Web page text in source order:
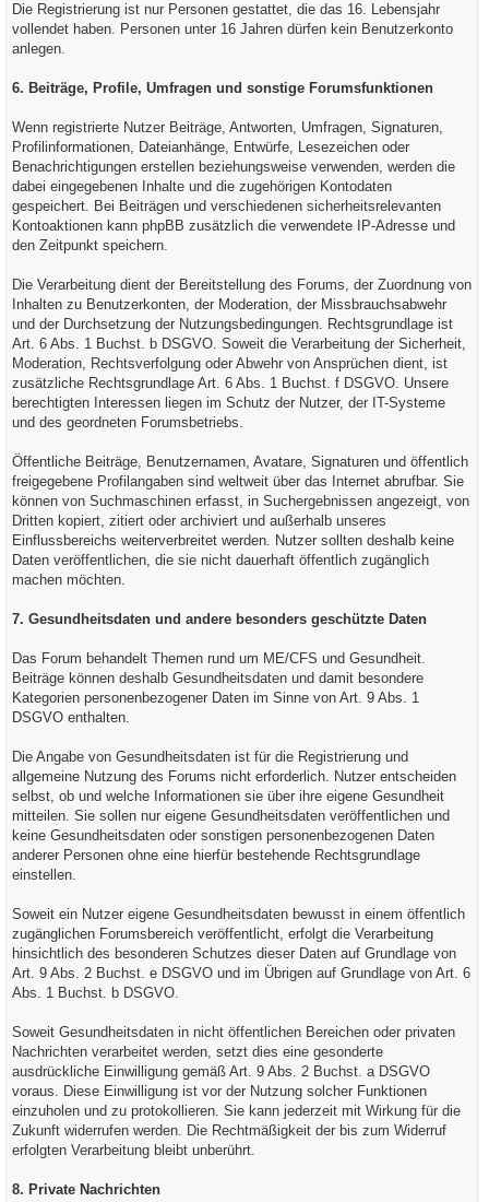
Die Registrierung ist nur Personen gestattet, die das 16. Lebensjahr
vollendet haben. Personen unter 16 Jahren dürfen kein Benutzerkonto
anlegen.
6. Beiträge, Profile, Umfragen und sonstige Forumsfunktionen
Wenn registrierte Nutzer Beiträge, Antworten, Umfragen, Signaturen,
Profilinformationen, Dateianhänge, Entwürfe, Lesezeichen oder
Benachrichtigungen erstellen beziehungsweise verwenden, werden die
dabei eingegebenen Inhalte und die zugehörigen Kontodaten
gespeichert. Bei Beiträgen und verschiedenen sicherheitsrelevanten
Kontoaktionen kann phpBB zusätzlich die verwendete IP-Adresse und
den Zeitpunkt speichern.
Die Verarbeitung dient der Bereitstellung des Forums, der Zuordnung von
Inhalten zu Benutzerkonten, der Moderation, der Missbrauchsabwehr
und der Durchsetzung der Nutzungsbedingungen. Rechtsgrundlage ist
Art. 6 Abs. 1 Buchst. b DSGVO. Soweit die Verarbeitung der Sicherheit,
Moderation, Rechtsverfolgung oder Abwehr von Ansprüchen dient, ist
zusätzliche Rechtsgrundlage Art. 6 Abs. 1 Buchst. f DSGVO. Unsere
berechtigten Interessen liegen im Schutz der Nutzer, der IT-Systeme
und des geordneten Forumsbetriebs.
Öffentliche Beiträge, Benutzernamen, Avatare, Signaturen und öffentlich
freigegebene Profilangaben sind weltweit über das Internet abrufbar. Sie
können von Suchmaschinen erfasst, in Suchergebnissen angezeigt, von
Dritten kopiert, zitiert oder archiviert und außerhalb unseres
Einflussbereichs weiterverbreitet werden. Nutzer sollten deshalb keine
Daten veröffentlichen, die sie nicht dauerhaft öffentlich zugänglich
machen möchten.
7. Gesundheitsdaten und andere besonders geschützte Daten
Das Forum behandelt Themen rund um ME/CFS und Gesundheit.
Beiträge können deshalb Gesundheitsdaten und damit besondere
Kategorien personenbezogener Daten im Sinne von Art. 9 Abs. 1
DSGVO enthalten.
Die Angabe von Gesundheitsdaten ist für die Registrierung und
allgemeine Nutzung des Forums nicht erforderlich. Nutzer entscheiden
selbst, ob und welche Informationen sie über ihre eigene Gesundheit
mitteilen. Sie sollen nur eigene Gesundheitsdaten veröffentlichen und
keine Gesundheitsdaten oder sonstigen personenbezogenen Daten
anderer Personen ohne eine hierfür bestehende Rechtsgrundlage
einstellen.
Soweit ein Nutzer eigene Gesundheitsdaten bewusst in einem öffentlich
zugänglichen Forumsbereich veröffentlicht, erfolgt die Verarbeitung
hinsichtlich des besonderen Schutzes dieser Daten auf Grundlage von
Art. 9 Abs. 2 Buchst. e DSGVO und im Übrigen auf Grundlage von Art. 6
Abs. 1 Buchst. b DSGVO.
Soweit Gesundheitsdaten in nicht öffentlichen Bereichen oder privaten
Nachrichten verarbeitet werden, setzt dies eine gesonderte
ausdrückliche Einwilligung gemäß Art. 9 Abs. 2 Buchst. a DSGVO
voraus. Diese Einwilligung ist vor der Nutzung solcher Funktionen
einzuholen und zu protokollieren. Sie kann jederzeit mit Wirkung für die
Zukunft widerrufen werden. Die Rechtmäßigkeit der bis zum Widerruf
erfolgten Verarbeitung bleibt unberührt.
8. Private Nachrichten